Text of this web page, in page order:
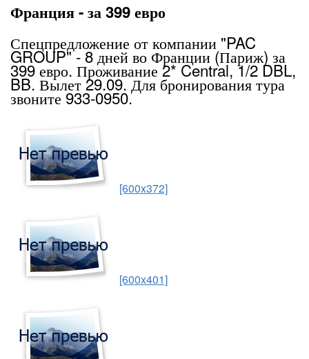
Франция - за 399 евро
Спецпредложение от компании "PAC
GROUP" - 8 дней во Франции (Париж) за
399 евро. Проживание 2* Central, 1/2 DBL,
BB. Вылет 29.09. Для бронирования тура
звоните 933-0950.
[600x372]
[600x401]